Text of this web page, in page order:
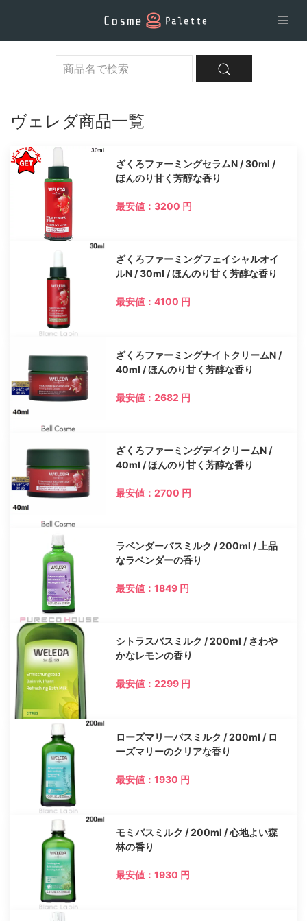
ヴェレダ商品一覧
ざくろファーミングセラムN / 30ml /
ほんのり甘く芳醇な香り
最安値：3200 円
ざくろファーミングフェイシャルオイ
ルN / 30ml / ほんのり甘く芳醇な香り
最安値：4100 円
ざくろファーミングナイトクリームN /
40ml / ほんのり甘く芳醇な香り
最安値：2682 円
ざくろファーミングデイクリームN /
40ml / ほんのり甘く芳醇な香り
最安値：2700 円
ラベンダーバスミルク / 200ml / 上品
なラベンダーの香り
最安値：1849 円
シトラスバスミルク / 200ml / さわや
かなレモンの香り
最安値：2299 円
ローズマリーバスミルク / 200ml / ロ
ーズマリーのクリアな香り
最安値：1930 円
モミバスミルク / 200ml / 心地よい森
林の香り
最安値：1930 円